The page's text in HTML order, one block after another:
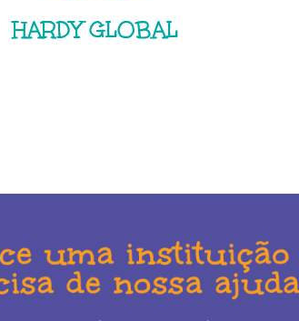
HARDY GLOBAL